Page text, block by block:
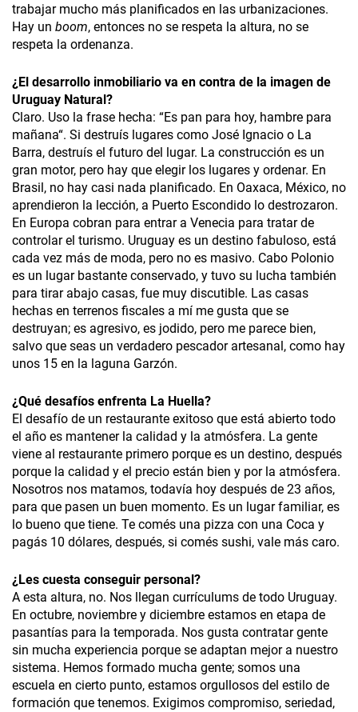
trabajar mucho más planificados en las urbanizaciones.
Hay un boom, entonces no se respeta la altura, no se
respeta la ordenanza.
¿El desarrollo inmobiliario va en contra de la imagen de
Uruguay Natural?
Claro. Uso la frase hecha: “Es pan para hoy, hambre para
mañana“. Si destruís lugares como José Ignacio o La
Barra, destruís el futuro del lugar. La construcción es un
gran motor, pero hay que elegir los lugares y ordenar. En
Brasil, no hay casi nada planificado. En Oaxaca, México, no
aprendieron la lección, a Puerto Escondido lo destrozaron.
En Europa cobran para entrar a Venecia para tratar de
controlar el turismo. Uruguay es un destino fabuloso, está
cada vez más de moda, pero no es masivo. Cabo Polonio
es un lugar bastante conservado, y tuvo su lucha también
para tirar abajo casas, fue muy discutible. Las casas
hechas en terrenos fiscales a mí me gusta que se
destruyan; es agresivo, es jodido, pero me parece bien,
salvo que seas un verdadero pescador artesanal, como hay
unos 15 en la laguna Garzón.
¿Qué desafíos enfrenta La Huella?
El desafío de un restaurante exitoso que está abierto todo
el año es mantener la calidad y la atmósfera. La gente
viene al restaurante primero porque es un destino, después
porque la calidad y el precio están bien y por la atmósfera.
Nosotros nos matamos, todavía hoy después de 23 años,
para que pasen un buen momento. Es un lugar familiar, es
lo bueno que tiene. Te comés una pizza con una Coca y
pagás 10 dólares, después, si comés sushi, vale más caro.
¿Les cuesta conseguir personal?
A esta altura, no. Nos llegan currículums de todo Uruguay.
En octubre, noviembre y diciembre estamos en etapa de
pasantías para la temporada. Nos gusta contratar gente
sin mucha experiencia porque se adaptan mejor a nuestro
sistema. Hemos formado mucha gente; somos una
escuela en cierto punto, estamos orgullosos del estilo de
formación que tenemos. Exigimos compromiso, seriedad,